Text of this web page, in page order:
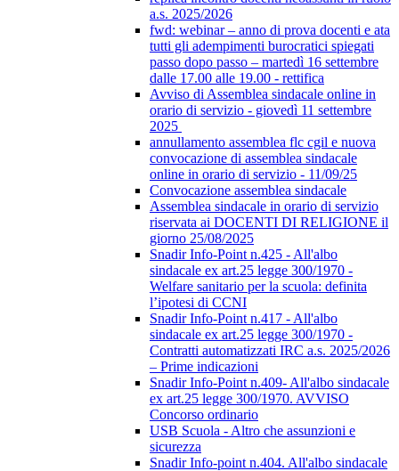
a.s. 2025/2026
fwd: webinar – anno di prova docenti e ata
tutti gli adempimenti burocratici spiegati
passo dopo passo – martedì 16 settembre
dalle 17.00 alle 19.00 - rettifica
Avviso di Assemblea sindacale online in
orario di servizio - giovedì 11 settembre
2025
annullamento assemblea flc cgil e nuova
convocazione di assemblea sindacale
online in orario di servizio - 11/09/25
Convocazione assemblea sindacale
Assemblea sindacale in orario di servizio
riservata ai DOCENTI DI RELIGIONE il
giorno 25/08/2025
Snadir Info-Point n.425 - All'albo
sindacale ex art.25 legge 300/1970 -
Welfare sanitario per la scuola: definita
l’ipotesi di CCNI
Snadir Info-Point n.417 - All'albo
sindacale ex art.25 legge 300/1970 -
Contratti automatizzati IRC a.s. 2025/2026
– Prime indicazioni
Snadir Info-Point n.409- All'albo sindacale
ex art.25 legge 300/1970. AVVISO
Concorso ordinario
USB Scuola - Altro che assunzioni e
sicurezza
Snadir Info-point n.404. All'albo sindacale